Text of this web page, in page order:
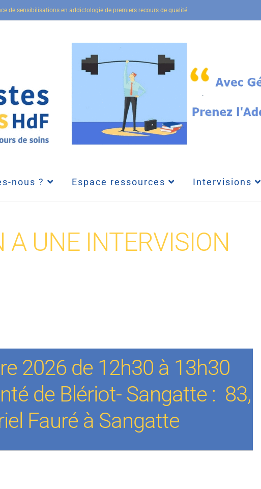
de sensibilisations en addictologie de premiers recours de qualité
nous ? Espace ressources Intervisions
A UNE INTERVISION
2026 de 12h30 à 13h30
de Blériot- Sangatte : 83,
Fauré à Sangatte